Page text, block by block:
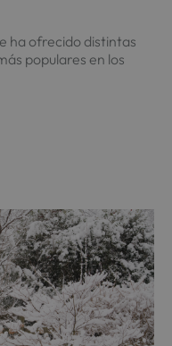
ha ofrecido distintas
populares en los